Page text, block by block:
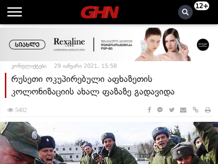
12+
კონფლიქტები 29 იანვარი 2021, 15:58
რუსეთი ოკუპირებული აფხაზეთის
კოლონიზაციის ახალ ფაზაზე გადავიდა
5402